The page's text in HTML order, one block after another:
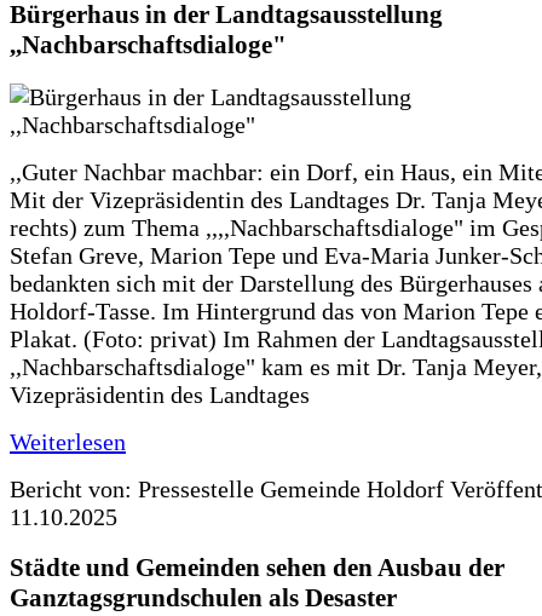
Bürgerhaus in der Landtagsausstellung
,,Nachbarschaftsdialoge"
,,Guter Nachbar machbar: ein Dorf, ein Haus, ein
Mit der Vizepräsidentin des Landtages Dr. Tanja
rechts) zum Thema ,,,,Nachbarschaftsdialoge" im
Stefan Greve, Marion Tepe und Eva-Maria Junker-
bedankten sich mit der Darstellung des Bürgerhauses
Holdorf-Tasse. Im Hintergrund das von Marion Tepe
Plakat. (Foto: privat) Im Rahmen der
,,Nachbarschaftsdialoge" kam es mit Dr. Tanja Meyer,
Vizepräsidentin des Landtages
Weiterlesen
Bericht von: Pressestelle Gemeinde Holdorf
11.10.2025
Städte und Gemeinden sehen den Ausbau der
Ganztagsgrundschulen als Desaster